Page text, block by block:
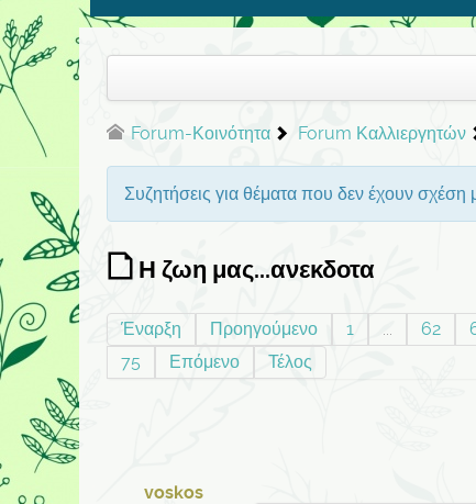
Forum-Κοινότητα Forum Καλλιεργητών
Συζητήσεις για θέματα που δεν έχουν σχέση
Η ζωη μας...ανεκδοτα
Έναρξη Προηγούμενο 1 ... 62
75
Επόμενο Τέλος
voskos